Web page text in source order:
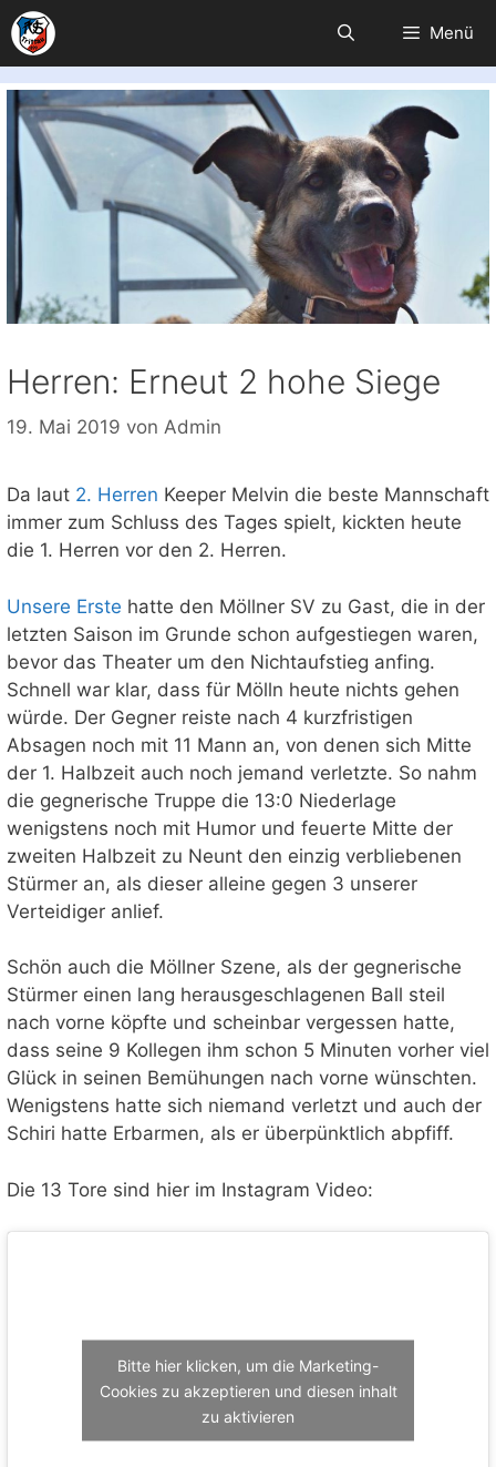
Zum
Inhalt
springen
Menü
Herren: Erneut 2 hohe Siege
19. Mai 2019 von Admin
Da laut 2. Herren Keeper Melvin die beste Mannschaft
immer zum Schluss des Tages spielt, kickten heute
die 1. Herren vor den 2. Herren.
Unsere Erste hatte den Möllner SV zu Gast, die in der
letzten Saison im Grunde schon aufgestiegen waren,
bevor das Theater um den Nichtaufstieg anfing.
Schnell war klar, dass für Mölln heute nichts gehen
würde. Der Gegner reiste nach 4 kurzfristigen
Absagen noch mit 11 Mann an, von denen sich Mitte
der 1. Halbzeit auch noch jemand verletzte. So nahm
die gegnerische Truppe die 13:0 Niederlage
wenigstens noch mit Humor und feuerte Mitte der
zweiten Halbzeit zu Neunt den einzig verbliebenen
Stürmer an, als dieser alleine gegen 3 unserer
Verteidiger anlief.
Schön auch die Möllner Szene, als der gegnerische
Stürmer einen lang herausgeschlagenen Ball steil
nach vorne köpfte und scheinbar vergessen hatte,
dass seine 9 Kollegen ihm schon 5 Minuten vorher viel
Glück in seinen Bemühungen nach vorne wünschten.
Wenigstens hatte sich niemand verletzt und auch der
Schiri hatte Erbarmen, als er überpünktlich abpfiff.
Die 13 Tore sind hier im Instagram Video:
Bitte hier klicken, um die Marketing-
Cookies zu akzeptieren und diesen inhalt
zu aktivieren